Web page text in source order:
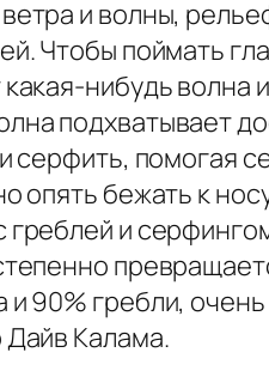
и волны,
Чтобы поймать
нибудь волна
подхватывает
серфить, помогая
опять бежать к
греблей и
и 90% гребли,
Калама.